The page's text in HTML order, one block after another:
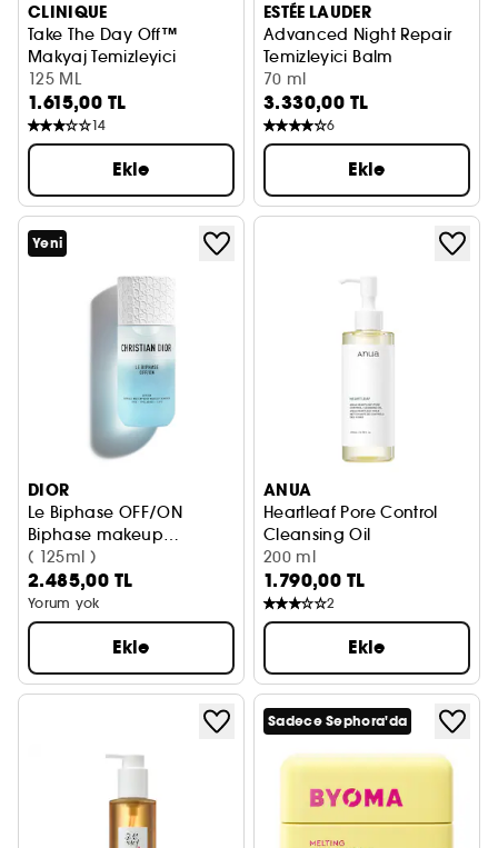
CLINIQUE
Take The Day Off™
Makyaj Temizleyici
125 ML
1.615,00 TL
14
Ekle
ESTÉE LAUDER
Advanced Night Repair
Temizleyici Balm
70 ml
3.330,00 TL
6
Ekle
Yeni
DIOR
Le Biphase OFF/ON
Biphase makeup
Remover
Yüz için Makyaj Temizleyici
( 125ml )
2.485,00 TL
Yorum yok
Ekle
ANUA
Heartleaf Pore Control
Cleansing Oil
Makyaj Temizleme Yağı
200 ml
1.790,00 TL
2
Ekle
Sadece Sephora'da